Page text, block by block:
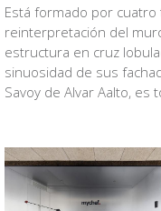
Está formado por
reinterpretación del
estructura en cruz
sinuosidad de sus
Savoy de Alvar Aalto, es